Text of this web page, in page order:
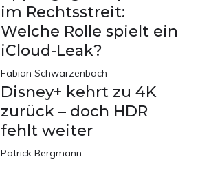
im Rechtsstreit:
Welche Rolle spielt ein
iCloud-Leak?
Fabian Schwarzenbach
Disney+ kehrt zu 4K
zurück – doch HDR
fehlt weiter
Patrick Bergmann